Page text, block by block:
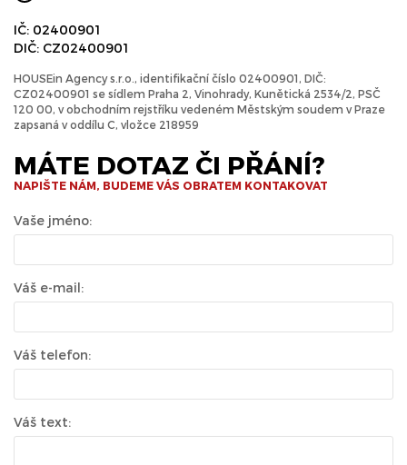
IČ: 02400901
DIČ: CZ02400901
HOUSEin Agency s.r.o., identifikační číslo 02400901, DIČ:
CZ02400901 se sídlem Praha 2, Vinohrady, Kunětická 2534/2, PSČ
120 00, v obchodním rejstříku vedeném Městským soudem v Praze
zapsaná v oddílu C, vložce 218959
MÁTE DOTAZ ČI PŘÁNÍ?
NAPIŠTE NÁM, BUDEME VÁS OBRATEM KONTAKOVAT
Vaše jméno:
Váš e-mail:
Váš telefon:
Váš text: